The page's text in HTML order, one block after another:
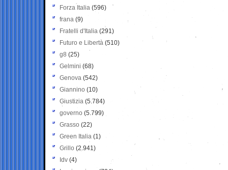
Forza Italia (596)
frana (9)
Fratelli d'Italia (291)
Futuro e Libertà (510)
g8 (25)
Gelmini (68)
Genova (542)
Giannino (10)
Giustizia (5.784)
governo (5.799)
Grasso (22)
Green Italia (1)
Grillo (2.941)
Idv (4)